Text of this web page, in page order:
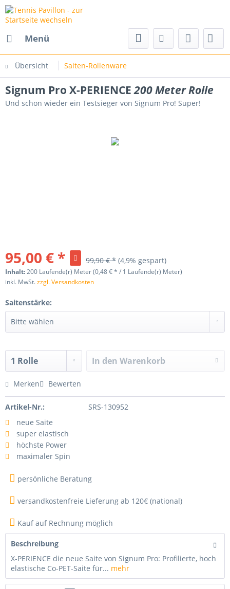
Menü
Übersicht Saiten-Rollenware
Signum Pro X-PERIENCE200 Meter Rolle
Und schon wieder ein Testsieger von Signum Pro! Super!
95,00 € * 99,90 € * (4,9% gespart)
Inhalt:200 Laufende(r) Meter (0,48 € * / 1 Laufende(r) Meter)
inkl. MwSt.zzgl. Versandkosten
Saitenstärke:
In den Warenkorb
Merken Bewerten
Artikel-Nr.:
SRS-130952
neue Saite
super elastisch
höchste Power
maximaler Spin
persönliche Beratung
versandkostenfreie Lieferung ab 120€ (national)
Kauf auf Rechnung möglich
Beschreibung
X-PERIENCE die neue Saite von Signum Pro: Profilierte, hoch
elastische Co-PET-Saite für... mehr